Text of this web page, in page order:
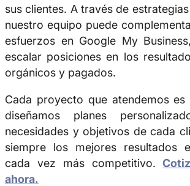
sus clientes. A través de
nuestro equipo puede
esfuerzos en Google My
escalar posiciones en los
orgánicos y pagados.
Cada proyecto que atendemos es
diseñamos planes
necesidades y objetivos de cada
siempre los mejores resultados
cada vez más competitivo.
ahora.